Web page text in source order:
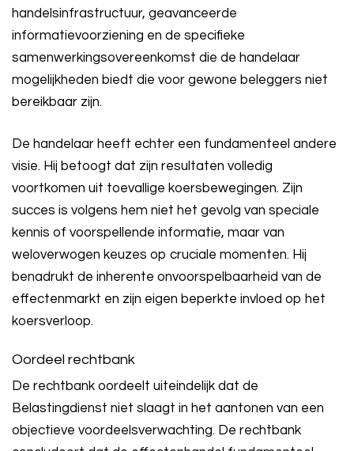
handelsinfrastructuur, geavanceerde
informatievoorziening en de specifieke
samenwerkingsovereenkomst die de handelaar
mogelijkheden biedt die voor gewone beleggers niet
bereikbaar zijn.
De handelaar heeft echter een fundamenteel andere
visie. Hij betoogt dat zijn resultaten volledig
voortkomen uit toevallige koersbewegingen. Zijn
succes is volgens hem niet het gevolg van speciale
kennis of voorspellende informatie, maar van
weloverwogen keuzes op cruciale momenten. Hij
benadrukt de inherente onvoorspelbaarheid van de
effectenmarkt en zijn eigen beperkte invloed op het
koersverloop.
Oordeel rechtbank
De rechtbank oordeelt uiteindelijk dat de
Belastingdienst niet slaagt in het aantonen van een
objectieve voordeelsverwachting. De rechtbank